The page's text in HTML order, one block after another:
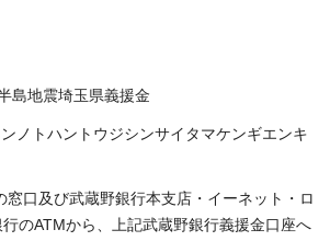
島地震埼玉県義援金
トハントウジシンサイタマケンギエンキ
口及び武蔵野銀行本支店・イーネット・ロ
のATMから、上記武蔵野銀行義援金口座へ